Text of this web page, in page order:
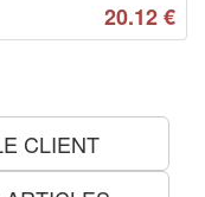
20.12€
CLIENT